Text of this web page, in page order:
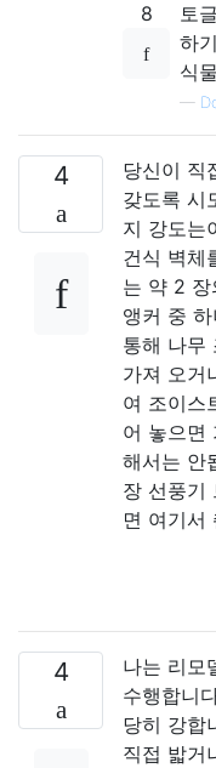
8
토
하
식
—
4
당신이 직
갖도록 시
지 강도는
건식 벽체
는 약 2 장
앵커 중
통해 나무
가져 오거
여 조이스
어 놓으면
해서는 안
장 선풍기
면 여기서
4
나는 리모
수행합니
당히 강합
직접 밟거